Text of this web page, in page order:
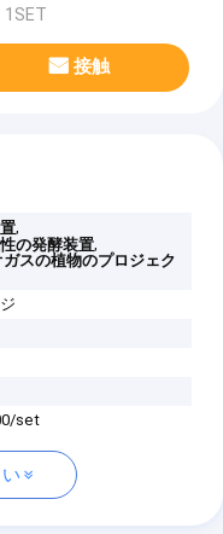
1SET
接触
,
の発酵装置,
スの植物のプロジェク
set